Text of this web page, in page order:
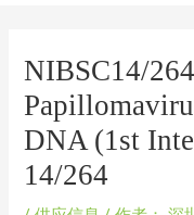
NIBSC14/
DNA (1st
14/264